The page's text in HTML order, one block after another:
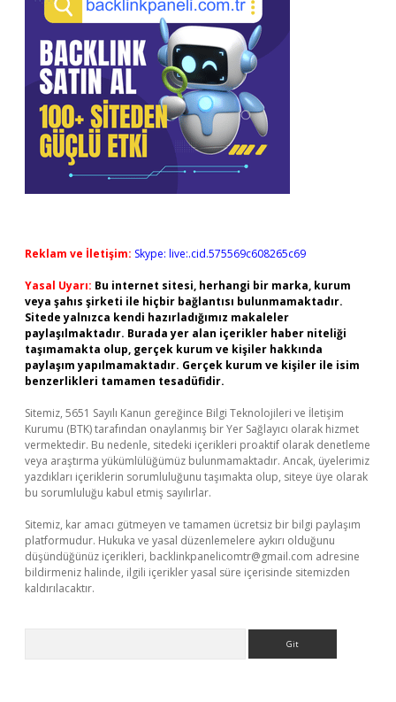
Reklam ve İletişim: Skype: live:.cid.575569c608265c69
Yasal Uyarı: Bu internet sitesi, herhangi bir marka, kurum
veya şahıs şirketi ile hiçbir bağlantısı bulunmamaktadır.
Sitede yalnızca kendi hazırladığımız makaleler
paylaşılmaktadır. Burada yer alan içerikler haber niteliği
taşımamakta olup, gerçek kurum ve kişiler hakkında
paylaşım yapılmamaktadır. Gerçek kurum ve kişiler ile isim
benzerlikleri tamamen tesadüfidir.
Sitemiz, 5651 Sayılı Kanun gereğince Bilgi Teknolojileri ve İletişim
Kurumu (BTK) tarafından onaylanmış bir Yer Sağlayıcı olarak hizmet
vermektedir. Bu nedenle, sitedeki içerikleri proaktif olarak denetleme
veya araştırma yükümlülüğümüz bulunmamaktadır. Ancak, üyelerimiz
yazdıkları içeriklerin sorumluluğunu taşımakta olup, siteye üye olarak
bu sorumluluğu kabul etmiş sayılırlar.
Sitemiz, kar amacı gütmeyen ve tamamen ücretsiz bir bilgi paylaşım
platformudur. Hukuka ve yasal düzenlemelere aykırı olduğunu
düşündüğünüz içerikleri, backlinkpanelicomtr@gmail.com adresine
bildirmeniz halinde, ilgili içerikler yasal süre içerisinde sitemizden
kaldırılacaktır.